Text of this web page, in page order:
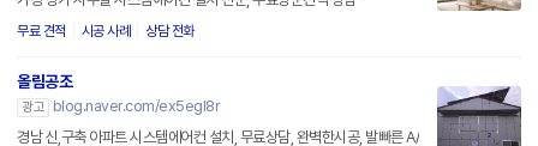
무료 견적 시공 사례 상담 전화
올림공조
광고
blog.naver.com/ex5egl8r
경남 신,구축 아파트 시스템에어컨 설치, 무료상담, 완벽한시공, 발빠른 A/